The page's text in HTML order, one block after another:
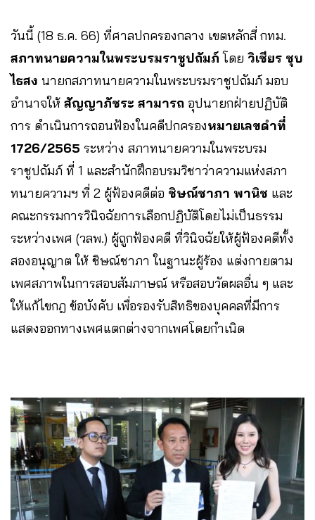
วันนี้ (18 ธ.ค. 66) ที่ศาลปกครองกลาง เขตหลักสี่ กทม.
สภาทนายความในพระบรมราชูปถัมภ์โดย วิเชียร ชุบ
ไธสง นายกสภาทนายความในพระบรมราชูปถัมภ์ มอบ
อำนาจให้ สัญญาภัชระ สามารถ อุปนายกฝ่ายปฏิบัติ
การ ดำเนินการถอนฟ้องในคดีปกครองหมายเลขดำที่
1726/2565 ระหว่าง สภาทนายความในพระบรม
ราชูปถัมภ์ ที่ 1 และสำนักฝึกอบรมวิชาว่าความแห่งสภา
ทนายความฯ ที่ 2 ผู้ฟ้องคดีต่อ ชิษณ์ชาภา พานิช และ
คณะกรรมการวินิจฉัยการเลือกปฏิบัติโดยไม่เป็นธรรม
ระหว่างเพศ (วลพ.) ผู้ถูกฟ้องคดี ที่วินิจฉัยให้ผู้ฟ้องคดีทั้ง
สองอนุญาต ให้ ชิษณ์ชาภา ในฐานะผู้ร้อง แต่งกายตาม
เพศสภาพในการสอบสัมภาษณ์ หรือสอบวัดผลอื่น ๆ และ
ให้แก้ไขกฎ ข้อบังคับ เพื่อรองรับสิทธิของบุคคลที่มีการ
แสดงออกทางเพศแตกต่างจากเพศโดยกำเนิด